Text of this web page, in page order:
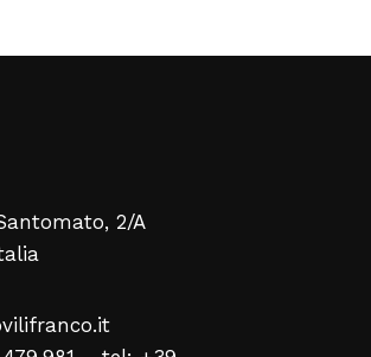
prodotto nel carrello
2/A